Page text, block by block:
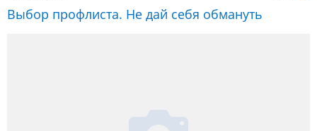
Выбор профлиста. Не дай себя обмануть